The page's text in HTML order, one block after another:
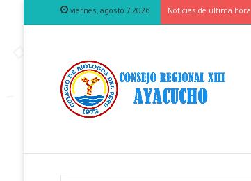
viernes, agosto 7 2026 Noticias de última hora